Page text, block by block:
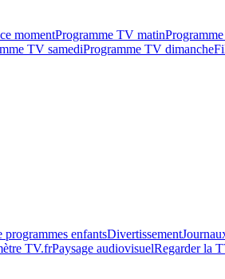
momentProgramme TV matin
TV samediProgramme TV dimanche
programmes enfantsDivertissement
TV.frPaysage audiovisuelRegarder la